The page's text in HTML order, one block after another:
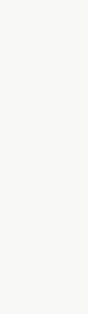
в
есть
, — пишет